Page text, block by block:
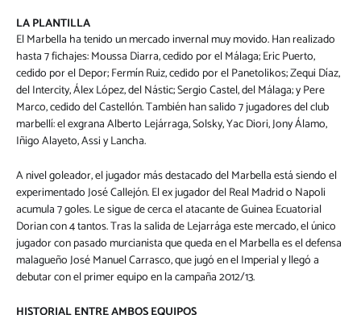
LA PLANTILLA
El Marbella ha tenido un mercado invernal muy movido. Han realizado
hasta 7 fichajes: Moussa Diarra, cedido por el Málaga; Eric Puerto,
cedido por el Depor; Fermín Ruiz, cedido por el Panetolikos; Zequi Díaz,
del Intercity, Álex López, del Nástic; Sergio Castel, del Málaga; y Pere
Marco, cedido del Castellón. También han salido 7 jugadores del club
marbellí: el exgrana Alberto Lejárraga, Solsky, Yac Diori, Jony Álamo,
Iñigo Alayeto, Assi y Lancha.
A nivel goleador, el jugador más destacado del Marbella está siendo el
experimentado José Callejón. El ex jugador del Real Madrid o Napoli
acumula 7 goles. Le sigue de cerca el atacante de Guinea Ecuatorial
Dorian con 4 tantos. Tras la salida de Lejarrága este mercado, el único
jugador con pasado murcianista que queda en el Marbella es el defensa
malagueño José Manuel Carrasco, que jugó en el Imperial y llegó a
debutar con el primer equipo en la campaña 2012/13.